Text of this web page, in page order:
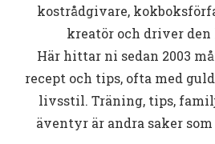
kostrådgivare,
kreatör och driver den
Här hittar ni sedan 2003
recept och tips, ofta med
livsstil. Träning, tips,
äventyr är andra saker